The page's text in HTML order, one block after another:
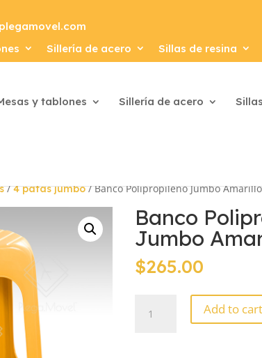
Sillería de acero Sillas de resina
y tablones Sillería de acero
/4 patas jumbo/ Banco Polipropileno Jumbo Amarillo
Banco
Jumbo
$265.00
Polipropileno
Add to cart